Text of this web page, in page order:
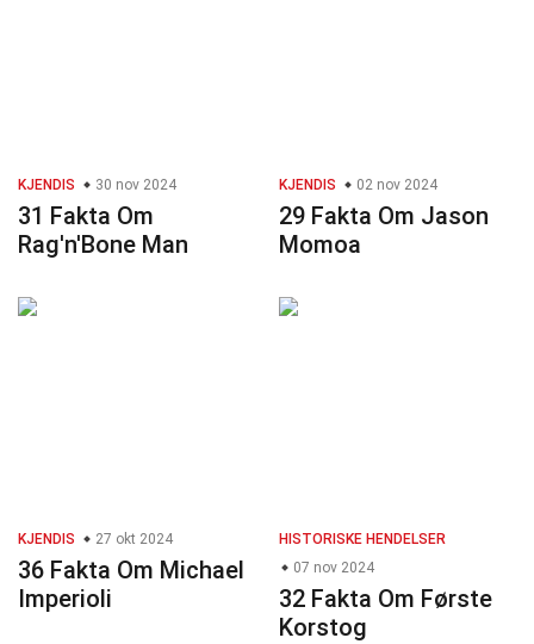
KJENDIS 30 nov 2024
31 Fakta Om
Rag'n'Bone Man
KJENDIS 02 nov 2024
29 Fakta Om Jason
Momoa
KJENDIS 27 okt 2024
36 Fakta Om Michael
Imperioli
HISTORISKE HENDELSER
07 nov 2024
32 Fakta Om Første
Korstog